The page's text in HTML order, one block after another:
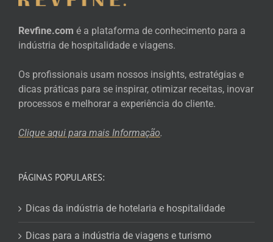
Revfine.com é a plataforma de conhecimento para a
indústria de hospitalidade e viagens.
Os profissionais usam nossos insights, estratégias e
dicas práticas para se inspirar, otimizar receitas, inovar
processos e melhorar a experiência do cliente.
Clique aqui para mais Informação.
PÁGINAS POPULARES:
Dicas da indústria de hotelaria e hospitalidade
Dicas para a indústria de viagens e turismo